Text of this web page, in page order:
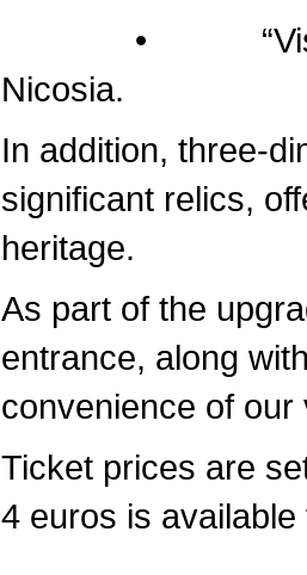
• “Visiting”
Nicosia.
In addition, three-
significant relics,
heritage.
As part of the
entrance, along
convenience of our
Ticket prices are
4 euros is